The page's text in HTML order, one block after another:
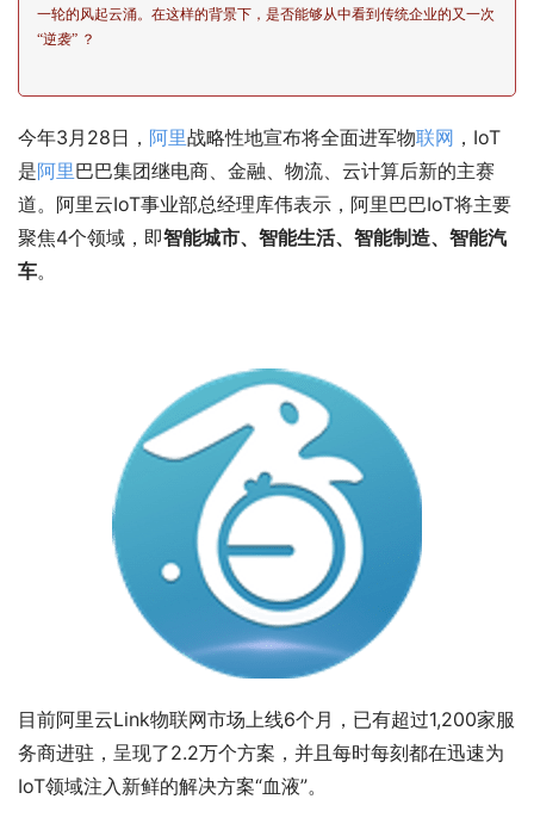
一轮的风起云涌。在这样的背景下，是否能够从中看到传统企业的又一次
“逆袭” ？
今年3月28日， 阿里战略性地宣布将全面进军物联网 ，IoT
是阿里巴巴集团继电商、金融、物流、云计算后新的主赛
道。阿里云IoT事业部总经理库伟表示，阿里巴巴IoT将主要
聚焦4个领域，即智能城市、智能生活、智能制造、智能汽
车。
目前阿里云Link物联网市场上线6个月，已有超过1,200家服
务商进驻，呈现了2.2万个方案，并且每时每刻都在迅速为
IoT领域注入新鲜的解决方案“血液”。